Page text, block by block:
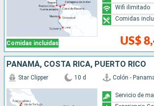
Comidas incluidas US$
Wifi ilimitado
Comidas
PANAMÁ, COSTA RICA, PUERTO RICO
Star Clipper 10 d Colón -
Servicio de